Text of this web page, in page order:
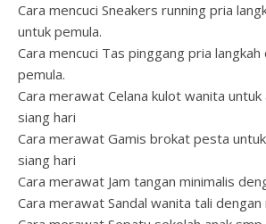
Cara mencuci Sneakers running pria
untuk pemula.
Cara mencuci Tas pinggang pria
pemula.
Cara merawat Celana kulot wanita
siang hari
Cara merawat Gamis brokat pesta
siang hari
Cara merawat Jam tangan minimalis
Cara merawat Sandal wanita tali dengan